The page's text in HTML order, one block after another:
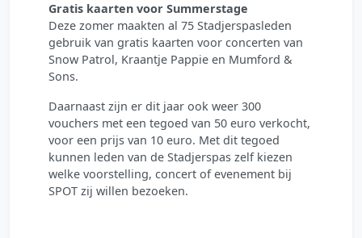
Gratis kaarten voor Summerstage
Deze zomer maakten al 75 Stadjerspasleden
gebruik van gratis kaarten voor concerten van
Snow Patrol, Kraantje Pappie en Mumford &
Sons.
Daarnaast zijn er dit jaar ook weer 300
vouchers met een tegoed van 50 euro verkocht,
voor een prijs van 10 euro. Met dit tegoed
kunnen leden van de Stadjerspas zelf kiezen
welke voorstelling, concert of evenement bij
SPOT zij willen bezoeken.